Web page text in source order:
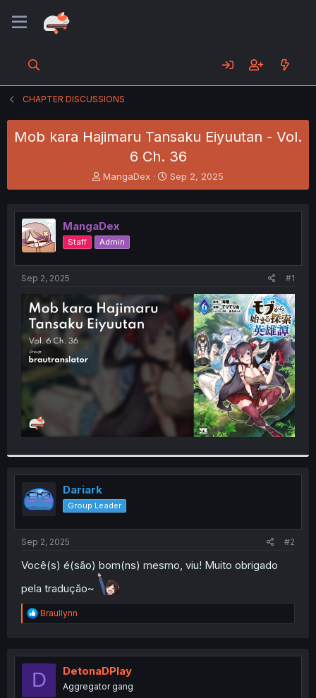
CHAPTER DISCUSSIONS
Mob kara Hajimaru Tansaku Eiyuutan - Vol.
6 Ch. 36
T
h
e
a
d
s
t
t
e
r
MangaDex
S
t
r
t
Sep 2, 2025
MangaDex
Staff Admin
Sep 2, 2025 #1
Dariark
Group Leader
Sep 2, 2025 #2
Você(s) é(são) bom(ns) mesmo, viu! Muito obrigado
pela tradução~
R
e
t
o
Braullynn
D DetonaDPlay
Aggregator gang